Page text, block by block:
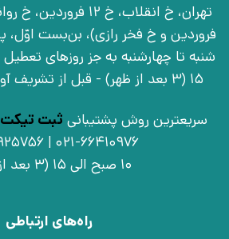
15 (3 بعد از ظهر) - قبل از تشریف آوردن تماس بگیرید
سریعترین روش پشتیبانی ثبت تیکت
021-66410976 | 09030925756
10 صبح الی 15 (3 بعد از ظهر)
راه‌های ارتباطی